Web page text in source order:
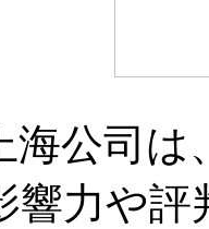
海公司は
響力や評